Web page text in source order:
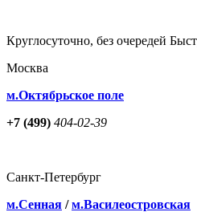
Круглосуточно, без очередей
Москва
м.Октябрьское поле
+7 (499) 404-02-39
Санкт-Петербург
м.Сенная /м.Василеостровская